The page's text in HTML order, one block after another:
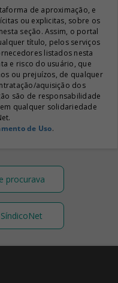
de aproximação, e
ou explicitas, sobre os
seção. Assim, o portal
título, pelos serviços
listados nesta
e risco do usuário, que
ou prejuízos, de qualquer
aquisição dos
são de responsabilidade
qualquer solidariedade
de Uso.
procurava